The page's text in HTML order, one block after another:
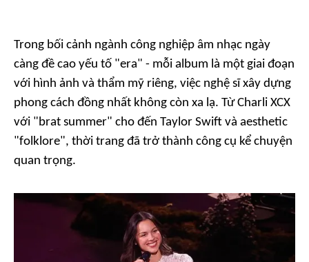
Trong bối cảnh ngành công nghiệp âm nhạc ngày
càng đề cao yếu tố "era" - mỗi album là một giai đoạn
với hình ảnh và thẩm mỹ riêng, việc nghệ sĩ xây dựng
phong cách đồng nhất không còn xa lạ. Từ Charli XCX
với "brat summer" cho đến Taylor Swift và aesthetic
"folklore", thời trang đã trở thành công cụ kể chuyện
quan trọng.